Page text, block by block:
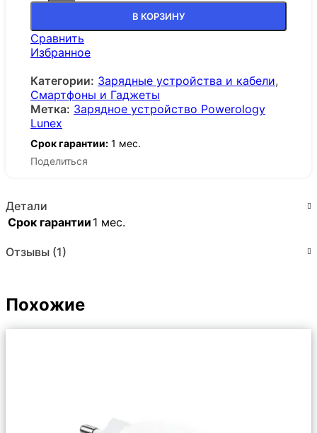
В КОРЗИНУ
Сравнить
Избранное
Категории: Зарядные устройства и кабели,
Смартфоны и Гаджеты
Метка: Зарядное устройство Powerology
Lunex
Срок гарантии: 1 мес.
Поделиться
Детали
Срок гарантии 1 мес.
Отзывы (1)
Похожие